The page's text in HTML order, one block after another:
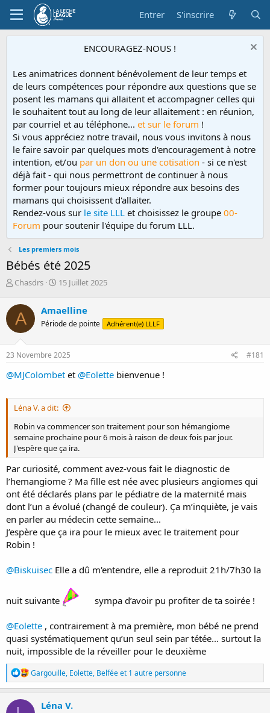
Entrer S'inscrire
ENCOURAGEZ-NOUS !
Les animatrices donnent bénévolement de leur temps et
de leurs compétences pour répondre aux questions que se
posent les mamans qui allaitent et accompagner celles qui
le souhaitent tout au long de leur allaitement : en réunion,
par courriel et au téléphone... et sur le forum !
Si vous appréciez notre travail, nous vous invitons à nous
le faire savoir par quelques mots d'encouragement à notre
intention, et/ou par un don ou une cotisation - si ce n'est
déjà fait - qui nous permettront de continuer à nous
former pour toujours mieux répondre aux besoins des
mamans qui choisissent d'allaiter.
Rendez-vous sur le site LLL et choisissez le groupe 00-
Forum pour soutenir l'équipe du forum LLL.
Les premiers mois
Bébés été 2025
D
m
r
r
é
e
a
Chasdrs
D
e
d
d
é
u
15 Juillet 2025
A Amaelline
Période de pointe Adhérent(e) LLLF
23 Novembre 2025 #181
@MJColombet et @Eolette bienvenue !
Léna V. a dit:
Robin va commencer son traitement pour son hémangiome
semaine prochaine pour 6 mois à raison de deux fois par jour.
J'espère que ça ira.
Par curiosité, comment avez-vous fait le diagnostic de
l’hemangiome ? Ma fille est née avec plusieurs angiomes qui
ont été déclarés plans par le pédiatre de la maternité mais
dont l’un a évolué (changé de couleur). Ça m’inquiète, je vais
en parler au médecin cette semaine...
J’espère que ça ira pour le mieux avec le traitement pour
Robin !
@Biskuisec Elle a dû m'entendre, elle a reproduit 21h/7h30 la
nuit suivante sympa d’avoir pu profiter de ta soirée !
@Eolette , contrairement à ma première, mon bébé ne prend
quasi systématiquement qu’un seul sein par tétée... surtout la
nuit, impossible de la réveiller pour le deuxième
R
é
a
c
Gargouille, Eolette, Belféeet 1 autre personne
Léna V.